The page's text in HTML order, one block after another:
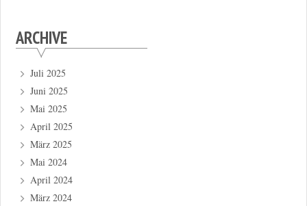
ARCHIVE
Juli 2025
Juni 2025
Mai 2025
April 2025
März 2025
Mai 2024
April 2024
März 2024